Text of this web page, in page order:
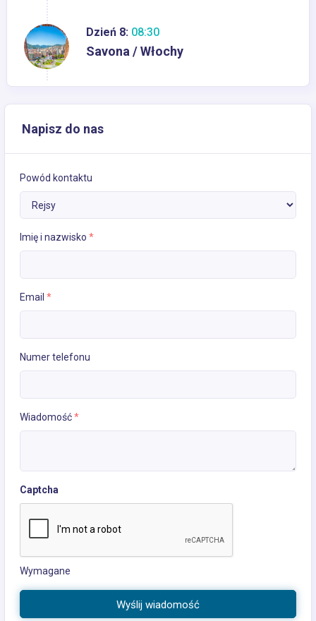
Dzień 8: 08:30
Savona / Włochy
Napisz do nas
Powód kontaktu
Imię i nazwisko *
Email *
Numer telefonu
Wiadomość*
Captcha
Wymagane
Wyślij wiadomość